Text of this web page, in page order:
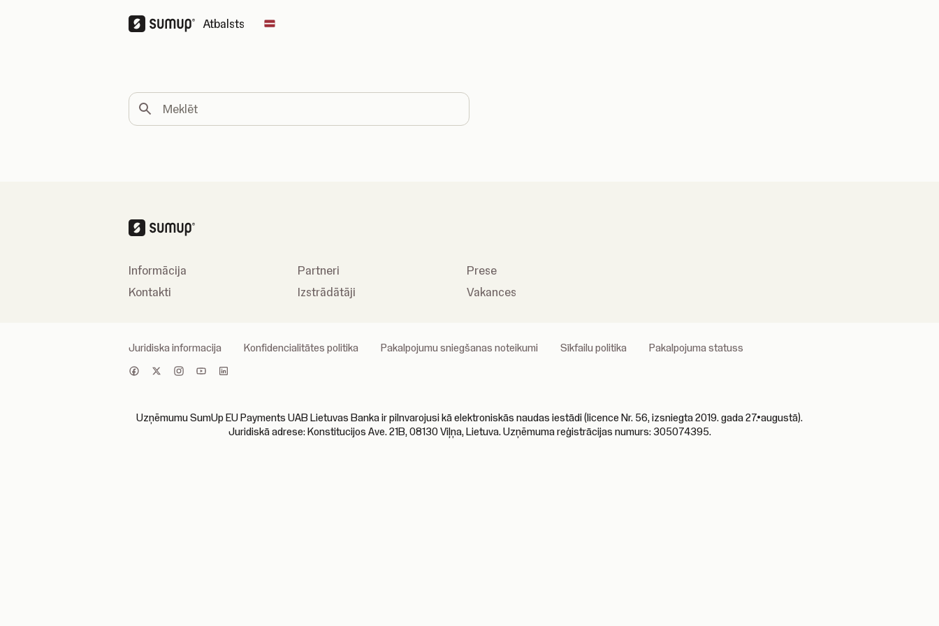
Atbalsts Change country
Meklēt
Informācija
Kontakti
Partneri
Izstrādātāji
Prese
Vakances
Juridiska informacija Konfidencialitātes politika Pakalpojumu sniegšanas noteikumi Sīkfailu politika Pakalpojuma statuss
Uzņēmumu SumUp EU Payments UAB Lietuvas Banka ir pilnvarojusi kā elektroniskās naudas iestādi (licence Nr. 56, izsniegta 2019. gada 27.•augustā).
Juridiskā adrese: Konstitucijos Ave. 21B, 08130 Viļņa, Lietuva. Uzņēmuma reģistrācijas numurs: 305074395.